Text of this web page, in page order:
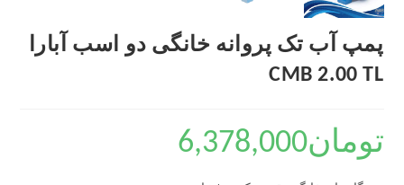
پمپ آب تک پروانه خانگی دو اسب آبارا
CMB 2.00 TL
تومان6,378,000